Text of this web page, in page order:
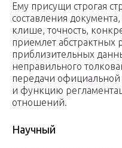
Ему присущи строгая
составления
клише, точность,
приемлет абстрактных
приблизительных
неправильного
передачи
и функцию
отношений.
Научный